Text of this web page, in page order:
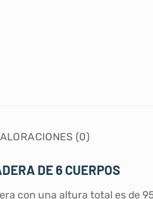
(0)
DE 6 CUERPOS
con una altura total es de